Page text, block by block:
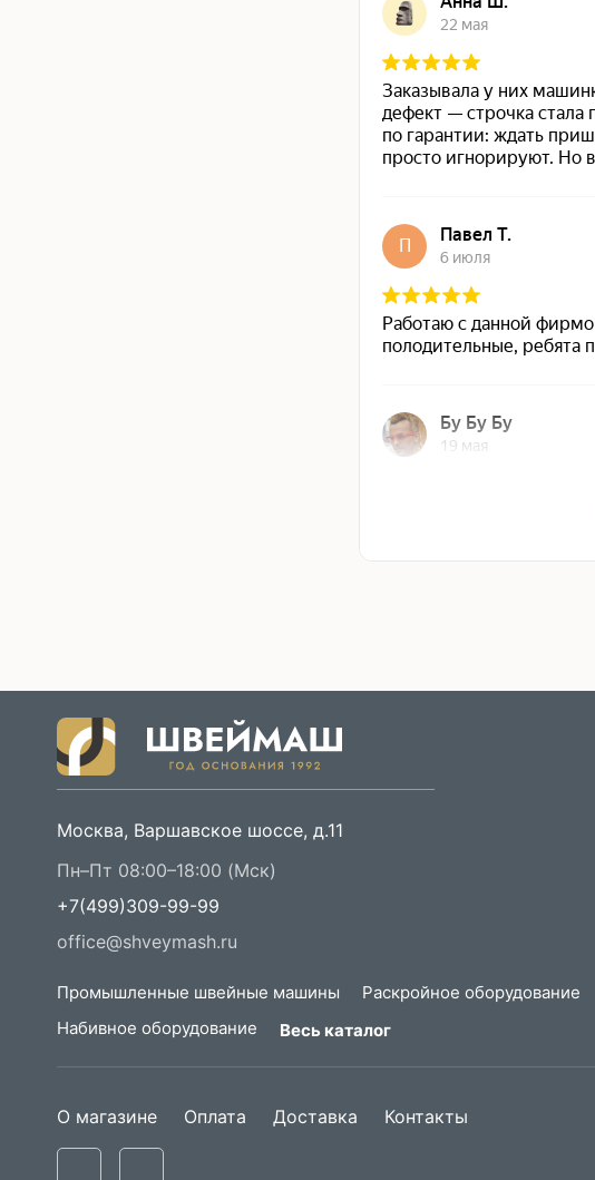
Москва, Варшавское шоссе, д.11
Пн–Пт 08:00–18:00 (Мск)
+7(499)309-99-99
office@shveymash.ru
Промышленные швейные машины Раскройное оборудование
Набивное оборудование
Весь каталог
О магазине Оплата Доставка Контакты